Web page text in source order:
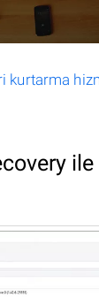
kurtarma